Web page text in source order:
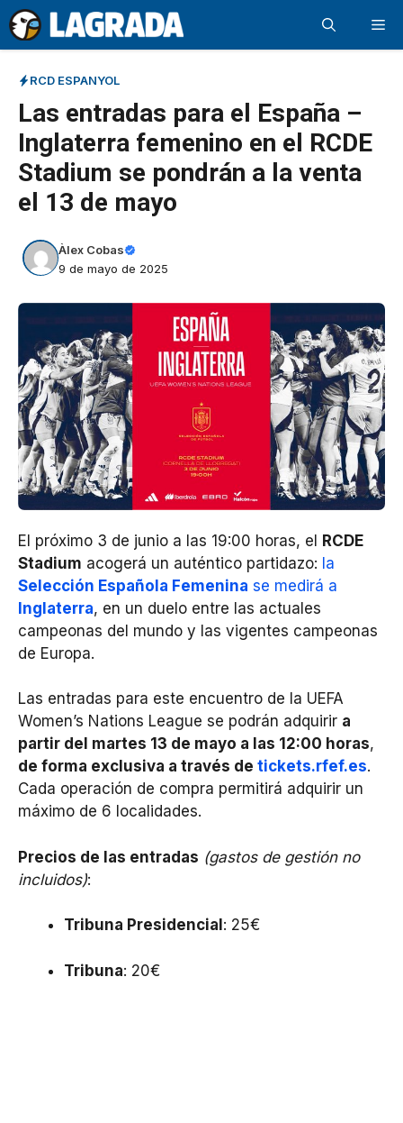
Saltar
al
contenido
RCD ESPANYOL
Las entradas para el España –
Inglaterra femenino en el RCDE
Stadium se pondrán a la venta
el 13 de mayo
Àlex Cobas
9 de mayo de 2025
El próximo 3 de junio a las 19:00 horas, el RCDE
Stadium acogerá un auténtico partidazo: la
Selección Española Femenina se medirá a
Inglaterra, en un duelo entre las actuales
campeonas del mundo y las vigentes campeonas
de Europa.
Las entradas para este encuentro de la UEFA
Women’s Nations League se podrán adquirir a
partir del martes 13 de mayo a las 12:00 horas,
de forma exclusiva a través de tickets.rfef.es.
Cada operación de compra permitirá adquirir un
máximo de 6 localidades.
Precios de las entradas (gastos de gestión no
incluidos):
Tribuna Presidencial : 25€
Tribuna: 20€